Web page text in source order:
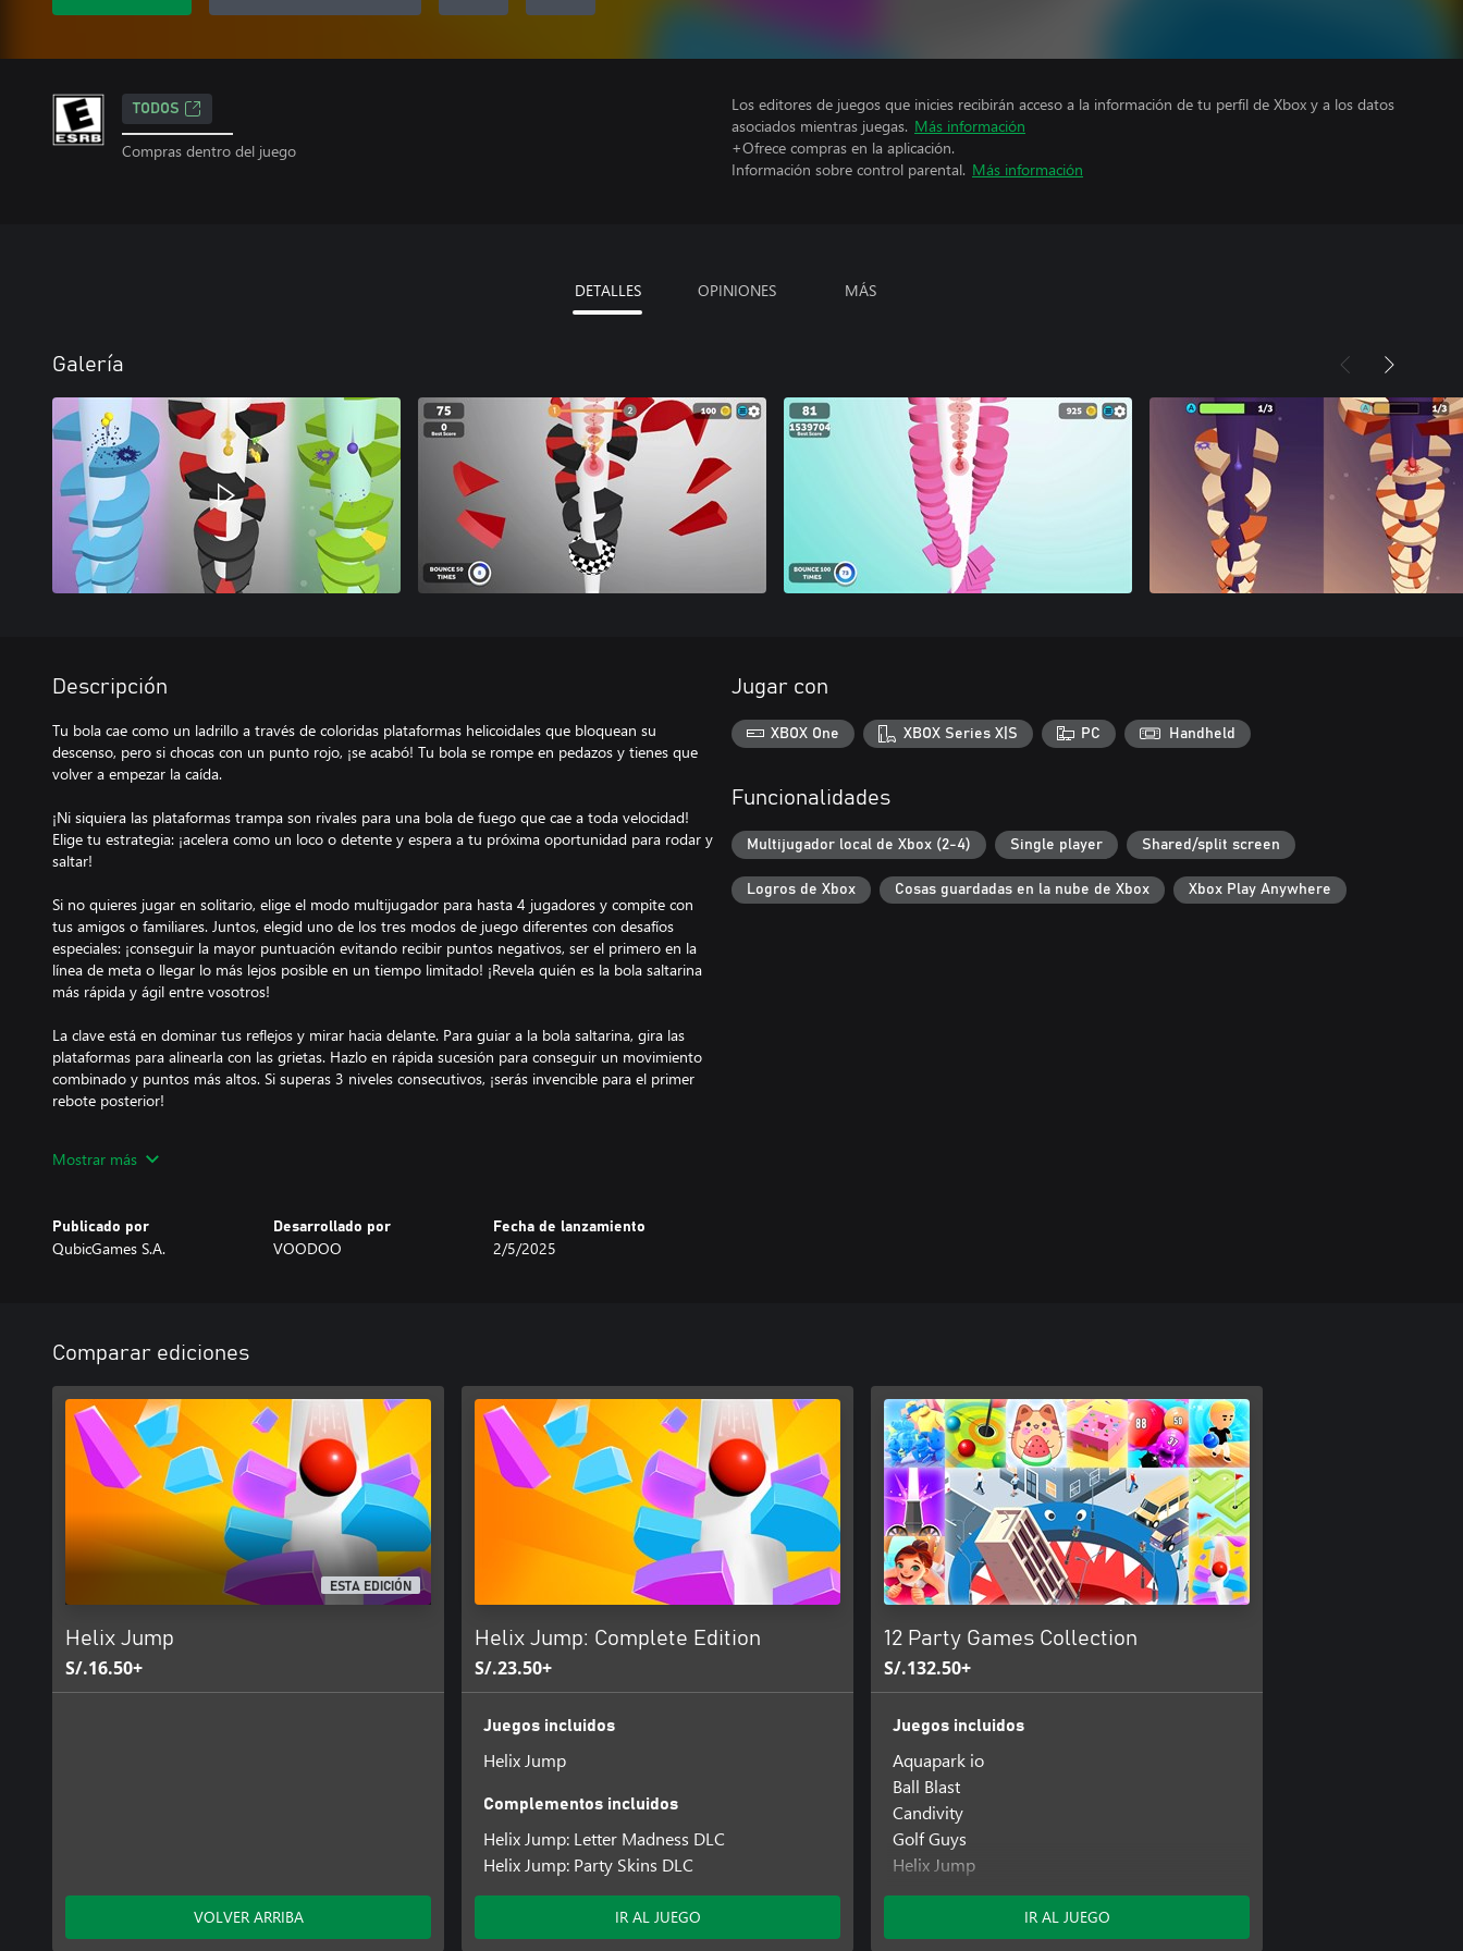
TODOS
Compras dentro del juego
Los editores de juegos que inicies recibirán acceso a la información de tu perfil de Xbox y a los datos
asociados mientras juegas. Más información
+Ofrece compras en la aplicación.
Información sobre control parental. Más información
DETALLES OPINIONES MÁS
Galería
Descripción
Tu bola cae como un ladrillo a través de coloridas plataformas helicoidales que bloquean su
descenso, pero si chocas con un punto rojo, ¡se acabó! Tu bola se rompe en pedazos y tienes que
volver a empezar la caída.
¡Ni siquiera las plataformas trampa son rivales para una bola de fuego que cae a toda velocidad!
Elige tu estrategia: ¡acelera como un loco o detente y espera a tu próxima oportunidad para rodar y
saltar!
Si no quieres jugar en solitario, elige el modo multijugador para hasta 4 jugadores y compite con
tus amigos o familiares. Juntos, elegid uno de los tres modos de juego diferentes con desafíos
especiales: ¡conseguir la mayor puntuación evitando recibir puntos negativos, ser el primero en la
línea de meta o llegar lo más lejos posible en un tiempo limitado! ¡Revela quién es la bola saltarina
más rápida y ágil entre vosotros!
La clave está en dominar tus reflejos y mirar hacia delante. Para guiar a la bola saltarina, gira las
plataformas para alinearla con las grietas. Hazlo en rápida sucesión para conseguir un movimiento
combinado y puntos más altos. Si superas 3 niveles consecutivos, ¡serás invencible para el primer
rebote posterior!
- deja caer tu bola a velocidad de vértigo y ábrete paso a través de plataformas helicoidales
- practica tus reflejos y supera tus mejores puntuaciones
- comprueba cuántos niveles puedes completar en este juego interminable
- invita a cualquiera a jugar gracias a los controles fáciles y las reglas sencillas
- ¡no te aburras nunca gracias a este increíble matatiempo!
¡Lánzate a una aventura sin fin con niveles ilimitados, pon a prueba tus habilidades e invita a otros
a divertirse juntos!
Mostrar más
Publicado por
QubicGames S.A.
Desarrollado por
VOODOO
Fecha de lanzamiento
2/5/2025
Jugar con
XBOX One XBOX Series X|S PC Handheld
Funcionalidades
Multijugador local de Xbox (2-4) Single player Shared/split screen
Logros de Xbox Cosas guardadas en la nube de Xbox Xbox Play Anywhere
Comparar ediciones
ESTA EDICIÓN
Helix Jump
S/.16.50+
VOLVER ARRIBA
Helix Jump: Complete Edition
S/.23.50+
Juegos incluidos
Helix Jump
Complementos incluidos
Helix Jump: Letter Madness DLC
Helix Jump: Party Skins DLC
IR AL JUEGO
12 Party Games Collection
S/.132.50+
Juegos incluidos
Aquapark io
Ball Blast
Candivity
Golf Guys
Helix Jump
Hole io
Paper io 2
IR AL JUEGO